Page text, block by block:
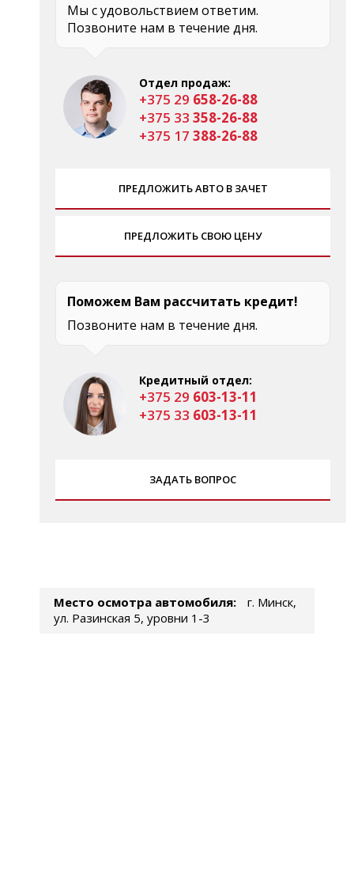
Мы с удовольствием ответим.
Позвоните нам в течение дня.
Отдел продаж:
+375 29 658-26-88
+375 33 358-26-88
+375 17 388-26-88
ПРЕДЛОЖИТЬ АВТО В ЗАЧЕТ
ПРЕДЛОЖИТЬ СВОЮ ЦЕНУ
Поможем Вам рассчитать кредит!
Позвоните нам в течение дня.
Кредитный отдел:
+375 29 603-13-11
+375 33 603-13-11
ЗАДАТЬ ВОПРОС
Место осмотра автомобиля:
г. Минск,
ул. Разинская 5, уровни 1-3